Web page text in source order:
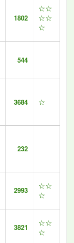
1802
☆☆
☆☆
☆
544
3684 ☆
232
2993
☆☆
☆
3821
☆☆
☆